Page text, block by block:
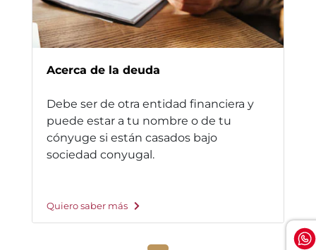
Acerca de la deuda
Debe ser de otra entidad financiera y
puede estar a tu nombre o de tu
cónyuge si están casados bajo
sociedad conyugal.
Quiero saber más